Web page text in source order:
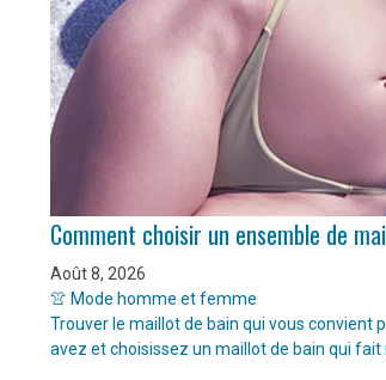
Comment choisir un ensemble de
Août 8, 2026
👚 Mode homme et femme
Trouver le maillot de bain qui vous convient
avez et choisissez un maillot de bain qui